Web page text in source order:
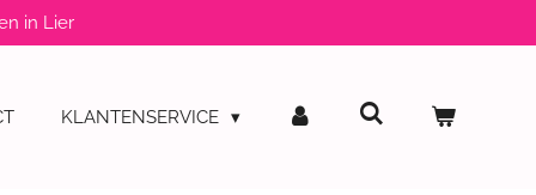
in Lier
KLANTENSERVICE